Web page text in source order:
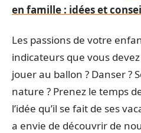
en famille : idées et
Les passions de votre
indicateurs que vous
jouer au ballon ? Danser ?
nature ? Prenez le temps
l’idée qu’il se fait de ses
a envie de découvrir de